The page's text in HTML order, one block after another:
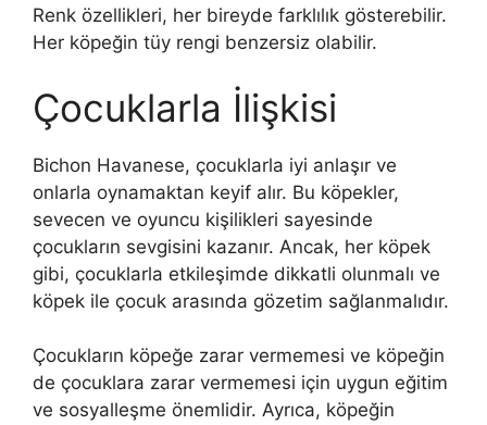
Renk özellikleri, her bireyde farklılık gösterebilir.
Her köpeğin tüy rengi benzersiz olabilir.
Çocuklarla İlişkisi
Bichon Havanese, çocuklarla iyi anlaşır ve
onlarla oynamaktan keyif alır. Bu köpekler,
sevecen ve oyuncu kişilikleri sayesinde
çocukların sevgisini kazanır. Ancak, her köpek
gibi, çocuklarla etkileşimde dikkatli olunmalı ve
köpek ile çocuk arasında gözetim sağlanmalıdır.
Çocukların köpeğe zarar vermemesi ve köpeğin
de çocuklara zarar vermemesi için uygun eğitim
ve sosyalleşme önemlidir. Ayrıca, köpeğin